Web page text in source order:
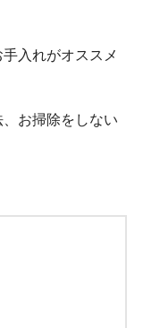
入れがオススメ
お掃除をしない